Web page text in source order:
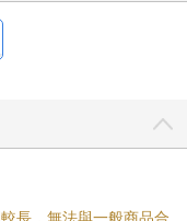
長，無法與一般商品合